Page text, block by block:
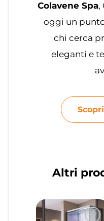
Colavene Spa,
oggi un
chi cerca
eleganti e
Altri